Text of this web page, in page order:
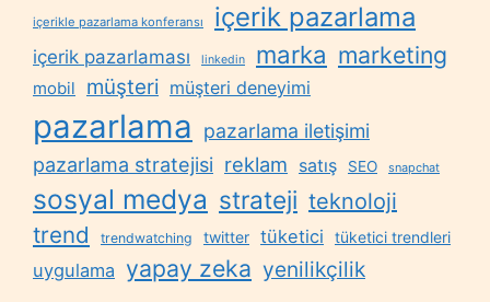
içerikle pazarlama konferansı içerik pazarlama
içerik pazarlaması linkedin marka marketing
mobil müşteri müşteri deneyimi
pazarlama
pazarlama iletişimi
pazarlama stratejisi reklam satış SEO snapchat
sosyal medya strateji teknoloji
trend trendwatching twitter tüketici tüketici trendleri
uygulama yapay zeka yenilikçilik